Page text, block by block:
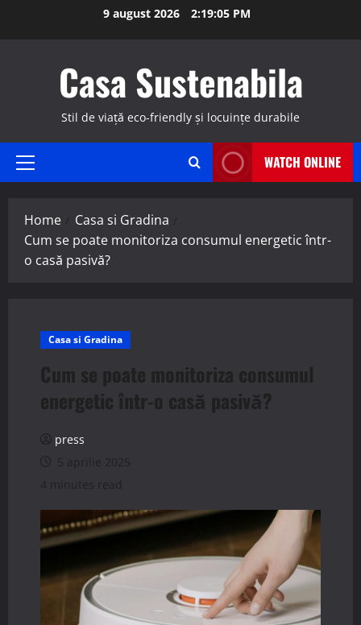
9 august 2026 2:19:06 PM
Casa Sustenabila
Stil de viață eco-friendly și locuințe durabile
Primary
WATCH ONLINE
Home
Casa si Gradina
Cum se poate monitoriza consumul energetic într-
o casă pasivă?
Casa si Gradina
Cum se poate monitoriza consumul
energetic într-o casă pasivă?
press
5 aprilie 2025
4 minutes read